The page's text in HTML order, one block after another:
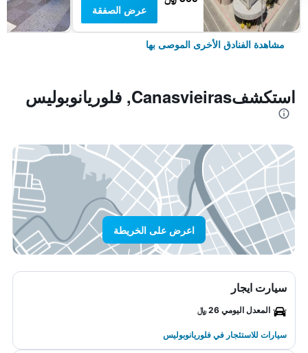
عرض الصفقة
مشاهدة الفنادق الأخرى الموصى بها
استكشفCanasvieiras, فلوريانوبوليس
اعرض على الخريطة
سيارت ايجار
المعدل اليومي 26 ﷼
سيارات للاستئجار في فلوريانوبوليس